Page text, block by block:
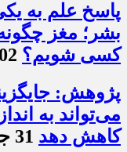
پاسخ علم به
بشر؛ مغز
کسی شویم؟ 02 آگوست 2026 - 14:20
پژوهش:
می‌تواند به
کاهش دهد 31 جولای 2026 - 20:54